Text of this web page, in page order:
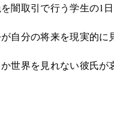
闇取引で行う学生の1日
自分の将来を現実的に
世界を見れない彼氏が